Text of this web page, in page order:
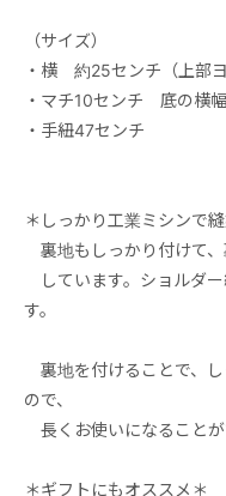
（サイズ）
・横 約25センチ（上部
・マチ10センチ 底の
・手紐47センチ
＊しっかり工業ミシンで縫
裏地もしっかり付けて
しています。ショルダ
す。
裏地を付けることで、
ので、
長くお使いになること
＊ギフトにもオススメ＊